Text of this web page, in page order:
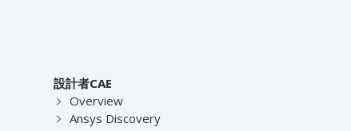
設計者CAE
Overview
Ansys Discovery